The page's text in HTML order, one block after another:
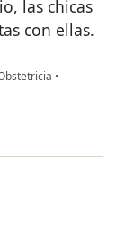
las chicas
con ellas.
•